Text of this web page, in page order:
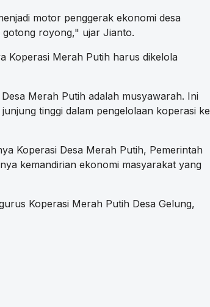
motor penggerak ekonomi desa
gotong royong," ujar Jianto.
Koperasi Merah Putih harus dikelola
Merah Putih adalah musyawarah. Ini
tinggi dalam pengelolaan koperasi ke
Koperasi Desa Merah Putih, Pemerintah
kemandirian ekonomi masyarakat yang
Koperasi Merah Putih Desa Gelung,